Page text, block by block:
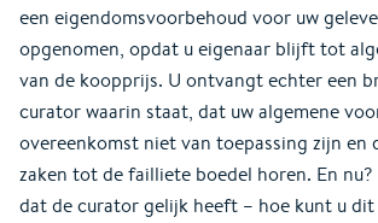
een eigendomsvoorbehoud voor uw
opgenomen, opdat u eigenaar blijft tot
van de koopprijs. U ontvangt echter een
curator waarin staat, dat uw algemene
overeenkomst niet van toepassing zijn en
zaken tot de failliete boedel horen. En
dat de curator gelijk heeft – hoe kunt u